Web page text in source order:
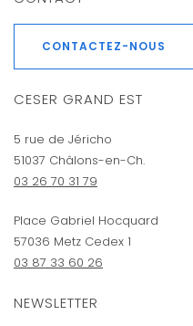
CONTACTEZ-NOUS
CESER GRAND EST
5 rue de Jéricho
51037 Châlons-en-Ch.
03 26 70 31 79
Place Gabriel Hocquard
57036 Metz Cedex 1
03 87 33 60 26
NEWSLETTER